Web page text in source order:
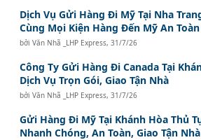
Dịch Vụ Gửi Hàng Đi Mỹ Tại Nha
Cùng Mọi Kiện Hàng Đến Mỹ An Toàn
bởiVăn Nhã _LHP Express,31/7/26
Công Ty Gửi Hàng Đi Canada Tại
Dịch Vụ Trọn Gói, Giao Tận Nhà
bởiVăn Nhã _LHP Express,31/7/26
Gửi Hàng Đi Mỹ Tại Khánh Hòa Thủ
Nhanh Chóng, An Toàn, Giao Tận Nhà